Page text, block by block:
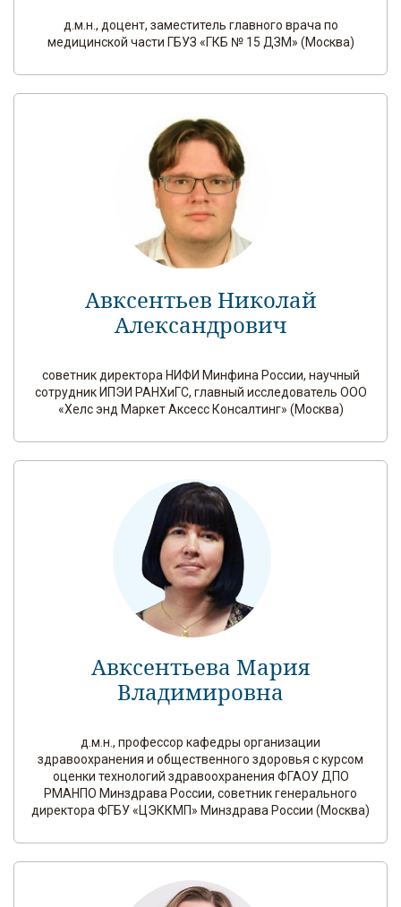
д.м.н., доцент, заместитель главного врача по
медицинской части ГБУЗ «ГКБ № 15 ДЗМ» (Москва)
Авксентьев Николай
Александрович
советник директора НИФИ Минфина России, научный
сотрудник ИПЭИ РАНХиГС, главный исследователь ООО
«Хелс энд Маркет Аксесс Консалтинг» (Москва)
Авксентьева Мария
Владимировна
д.м.н., профессор кафедры организации
здравоохранения и общественного здоровья с курсом
оценки технологий здравоохранения ФГАОУ ДПО
РМАНПО Минздрава России, советник генерального
директора ФГБУ «ЦЭККМП» Минздрава России (Москва)